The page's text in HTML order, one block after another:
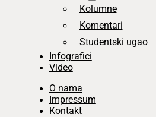
Kolumne
Komentari
Studentski ugao
Infografici
Video
O nama
Impressum
Kontakt